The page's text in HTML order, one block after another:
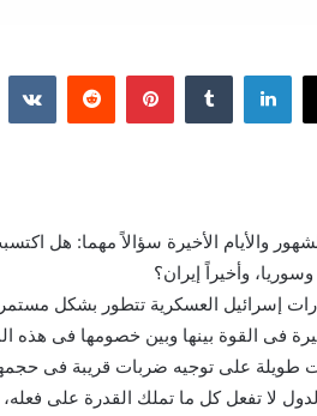
‫X لينكدإن بينتيريست
والأيام الأخيرة سؤالاً مهما: هل
وأخيراً إيران؟
إسرائيل العسكرية تتطور بشكل
فى القوة بينها وبين خصومها فى هذه
طويلة على توجيه ضربات قريبة فى
لا تفعل كل ما تملك القدرة على فعله،